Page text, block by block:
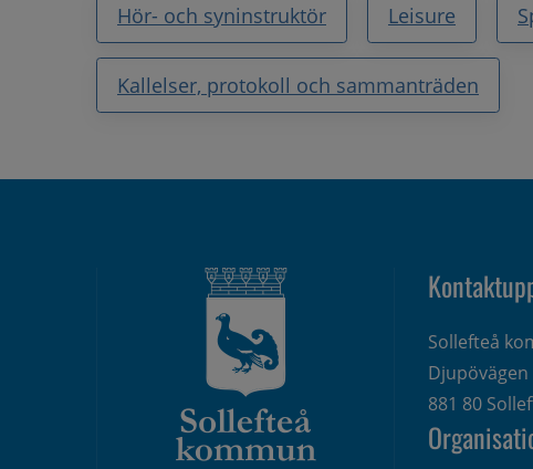
Hör- och syninstruktör Leisure
Kallelser, protokoll och sammanträden
Sollefteå
Djupövägen
881 80